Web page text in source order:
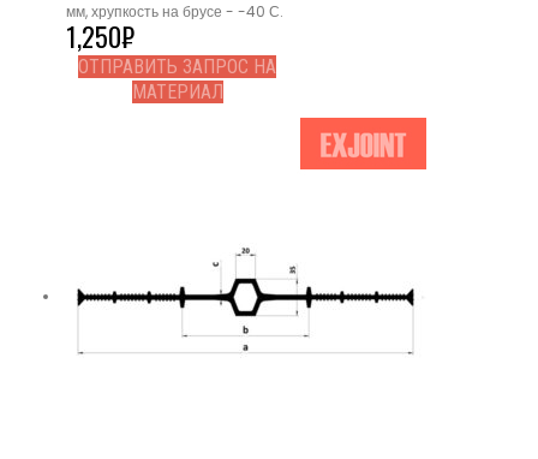
мм, хрупкость на брусе - -40 С.
1,250₽
ОТПРАВИТЬ ЗАПРОС НА
МАТЕРИАЛ